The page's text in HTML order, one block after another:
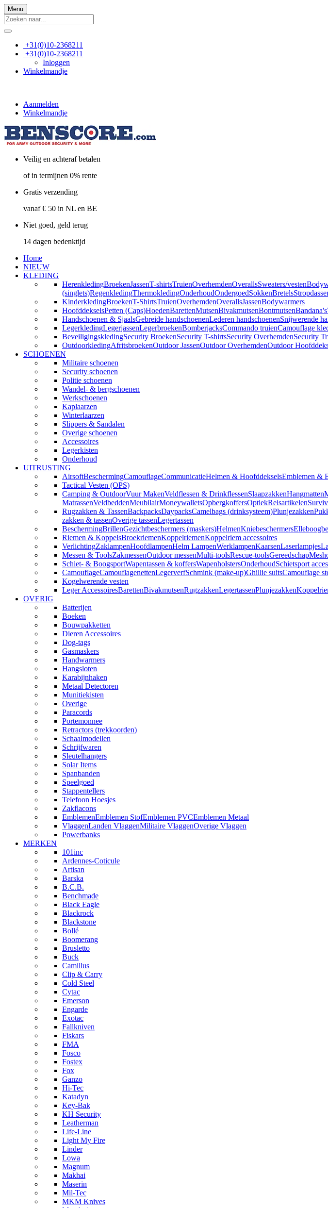
Menu
+31(0)10-2368211
+31(0)10-2368211
Inloggen
Winkelmandje
Aanmelden
Winkelmandje
Veilig en achteraf betalen
of in termijnen 0% rente
Gratis verzending
vanaf € 50 in NL en BE
Niet goed, geld terug
14 dagen bedenktijd
Home
NIEUW
KLEDING
HerenkledingBroekenJassenT-shirtsTruienOverhemdenOverallsSweaters/vesten
(singlets)RegenkledingThermokledingOnderhoudOndergoedSokkenBretels
KinderkledingBroekenT-ShirtsTruienOverhemdenOverallsJassenBodywarmers
HoofddekselsPetten (Caps)HoedenBarettenMutsenBivakmutsenBontmutsenBandana's
Handschoenen & SjaalsGebreide handschoenenLederen handschoenenSnijwerende
LegerkledingLegerjassenLegerbroekenBomberjacksCommando truienCamouflage
BeveiligingskledingSecurity BroekenSecurity T-shirtsSecurity OverhemdenSecurity
OutdoorkledingAfritsbroekenOutdoor JassenOutdoor OverhemdenOutdoor
SCHOENEN
Militaire schoenen
Security schoenen
Politie schoenen
Wandel- & bergschoenen
Werkschoenen
Kaplaarzen
Winterlaarzen
Slippers & Sandalen
Overige schoenen
Accessoires
Legerkisten
Onderhoud
UITRUSTING
AirsoftBeschermingCamouflageCommunicatieHelmen & HoofddekselsEmblemen &
Tactical Vesten (OPS)
Camping & OutdoorVuur MakenVeldflessen & DrinkflessenSlaapzakkenHangmatten
MatrassenVeldbeddenMeubilairMoneywalletsOpbergkoffersOptiekReisartikelen
Rugzakken & TassenBackpacksDaypacksCamelbags (drinksysteem)Plunjezakken
zakken & tassenOverige tassenLegertassen
BeschermingBrillenGezichtbeschermers (maskers)HelmenKniebeschermers
Riemen & KoppelsBroekriemenKoppelriemenKoppelriem accessoires
VerlichtingZaklampenHoofdlampenHelm LampenWerklampenKaarsenLaserlampjes
Messen & ToolsZakmessenOutdoor messenMulti-toolsRescue-toolsGereedschap
Schiet- & BoogsportWapentassen & koffersWapenholstersOnderhoudSchietsport
CamouflageCamouflagenettenLegerverfSchmink (make-up)Ghillie suitsCamouflage
Kogelwerende vesten
Leger AccessoiresBarettenBivakmutsenRugzakkenLegertassenPlunjezakken
OVERIG
Batterijen
Boeken
Bouwpakketten
Dieren Accessoires
Dog-tags
Gasmaskers
Handwarmers
Hangsloten
Karabijnhaken
Metaal Detectoren
Munitiekisten
Overige
Paracords
Portemonnee
Retractors (trekkoorden)
Schaalmodellen
Schrijfwaren
Sleutelhangers
Solar Items
Spanbanden
Speelgoed
Stappentellers
Telefoon Hoesjes
Zakflacons
EmblemenEmblemen StofEmblemen PVCEmblemen Metaal
VlaggenLanden VlaggenMilitaire VlaggenOverige Vlaggen
Powerbanks
MERKEN
101inc
Ardennes-Coticule
Artisan
Barska
B.C.B.
Benchmade
Black Eagle
Blackrock
Blackstone
Bollé
Boomerang
Brusletto
Buck
Camillus
Clip & Carry
Cold Steel
Cytac
Emerson
Engarde
Exotac
Fallkniven
Fiskars
FMA
Fosco
Fostex
Fox
Ganzo
Hi-Tec
Katadyn
Key-Bak
KH Security
Leatherman
Life-Line
Light My Fire
Linder
Lowa
Magnum
Makhai
Maserin
Mil-Tec
MKM Knives